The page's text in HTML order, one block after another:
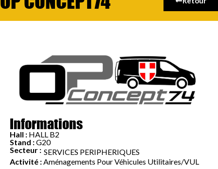
Informations
Hall : HALL B2
Stand :G20
Secteur : SERVICES PERIPHERIQUES
Activité : Aménagements Pour Véhicules Utilitaires/VUL